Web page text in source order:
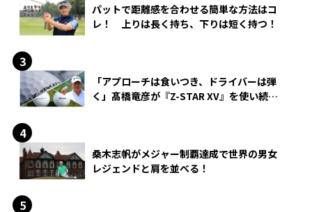
パットで距離感を合わせる簡単な方法はコ
レ！ 上りは長く持ち、下りは短く持つ！
「アプローチは食いつき、ドライバーは弾
く」髙橋竜彦が『Z-STAR XV』を使い続け
桑木志帆がメジャー制覇達成で世界の男女
レジェンドと肩を並べる！